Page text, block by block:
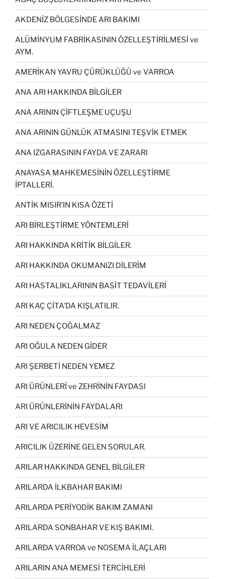
AKDENİZ BÖLGESİNDE ARI BAKIMI
ALÜMİNYUM FABRİKASININ ÖZELLEŞTİRİLMESİ ve
AYM.
AMERİKAN YAVRU ÇÜRÜKLÜĞÜ ve VARROA
ANA ARI HAKKINDA BİLGİLER
ANA ARININ ÇİFTLEŞME UÇUŞU
ANA ARININ GÜNLÜK ATMASINI TEŞVİK ETMEK
ANA IZGARASININ FAYDA VE ZARARI
ANAYASA MAHKEMESİNİN ÖZELLEŞTİRME
İPTALLERİ.
ANTİK MISIR’IN KISA ÖZETİ
ARI BİRLEŞTİRME YÖNTEMLERİ
ARI HAKKINDA KRİTİK BİLGİLER.
ARI HAKKINDA OKUMANIZI DİLERİM
ARI HASTALIKLARININ BASİT TEDAVİLERİ
ARI KAÇ ÇİTA’DA KIŞLATILIR.
ARI NEDEN ÇOĞALMAZ
ARI OĞULA NEDEN GİDER
ARI ŞERBETİ NEDEN YEMEZ
ARI ÜRÜNLERİ ve ZEHRİNİN FAYDASI
ARI ÜRÜNLERİNİN FAYDALARI
ARI VE ARICILIK HEVESİM
ARICILIK ÜZERİNE GELEN SORULAR.
ARILAR HAKKINDA GENEL BİLGİLER
ARILARDA İLKBAHAR BAKIMI
ARILARDA PERİYODİK BAKIM ZAMANI
ARILARDA SONBAHAR VE KIŞ BAKIMI.
ARILARDA VARROA ve NOSEMA İLAÇLARI
ARILARIN ANA MEMESİ TERCİHLERİ